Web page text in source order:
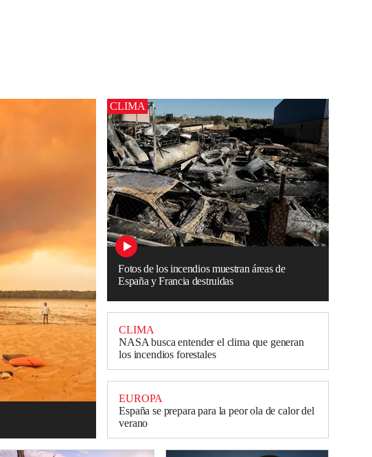
CLIMA
Fotos de los incendios muestran áreas de
España y Francia destruidas
CLIMA
NASA busca entender el clima que generan
los incendios forestales
EUROPA
España se prepara para la peor ola de calor del
verano